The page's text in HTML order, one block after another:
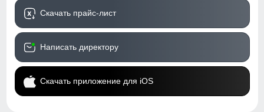
Скачать прайс-лист
Написать директору
Скачать приложение для iOS